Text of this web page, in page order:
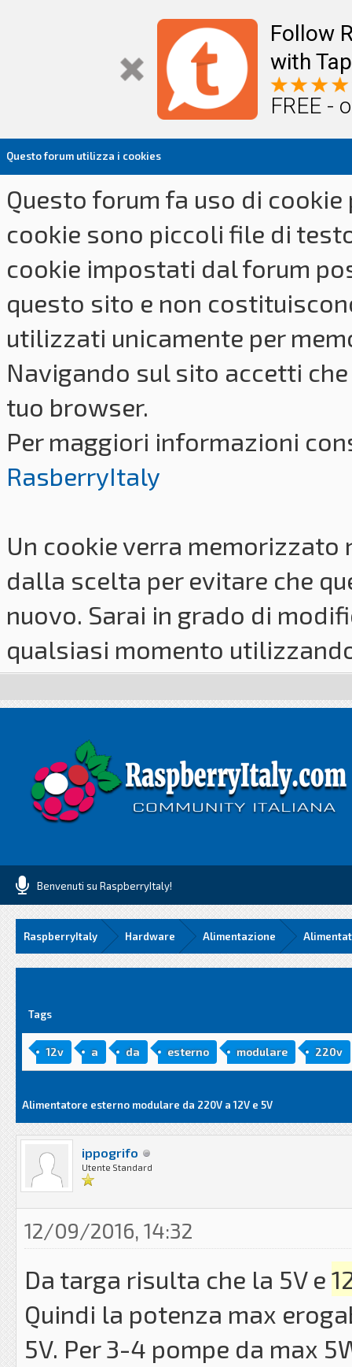
Follow
with
FREE -
Questo forum utilizza i cookies
Questo forum fa uso di
cookie sono piccoli file di
cookie impostati dal forum
questo sito e non
utilizzati unicamente per
Navigando sul sito accetti
tuo browser.
Per maggiori informazioni
RasberryItaly
Un cookie verra
dalla scelta per evitare che
nuovo. Sarai in grado di
qualsiasi momento
Benvenuti su RaspberryItaly!
RaspberryItaly Hardware Alimentazione
Tags
12v a da esterno modulare 220v
Alimentatore esterno modulare da 220V a 12V e 5V
ippogrifo
Utente Standard
12/09/2016, 14:32
Da targa risulta che la 5V e
Quindi la potenza max
5V. Per 3-4 pompe da max